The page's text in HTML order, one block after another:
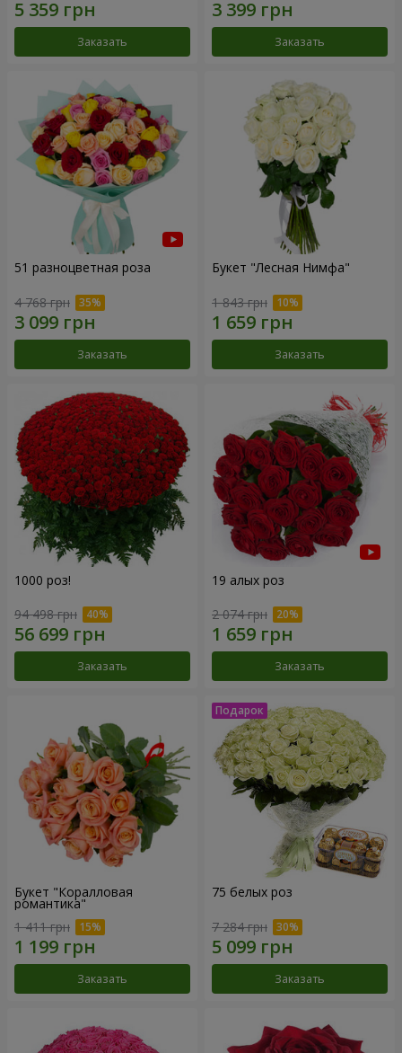
Заказать Заказать
51 разноцветная роза
4 768 грн
Заказать
Букет "Лесная Нимфа"
1 843 грн
Заказать
1000 роз!
94 498 грн
Заказать
19 алых роз
2 074 грн
Заказать
Букет "Коралловая
романтика"
1 411 грн
Заказать
75 белых роз
7 284 грн
Заказать